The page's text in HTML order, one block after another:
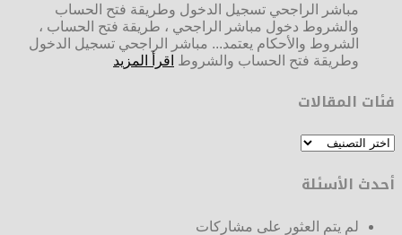
مباشر الراجحي تسجيل الدخول وطريقة فتح الحساب
والشروط دخول مباشر الراجحي ، طريقة فتح الحساب ،
الشروط والأحكام يعتمد... مباشر الراجحي تسجيل الدخول
وطريقة فتح الحساب والشروط اقرأ المزيد
فئات المقالات
فئات
أحدث الأسئلة
لم يتم العثور على مشاركات